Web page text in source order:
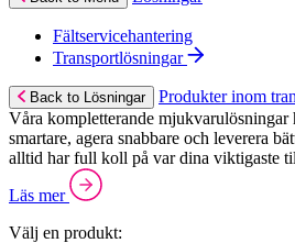
Fältservicehantering
Transportlösningar
Back to Lösningar
Produkter inom
Våra kompletterande mjukvarulösningar
smartare, agera snabbare och leverera
alltid har full koll på var dina viktigaste
Läs mer
Välj en produkt: